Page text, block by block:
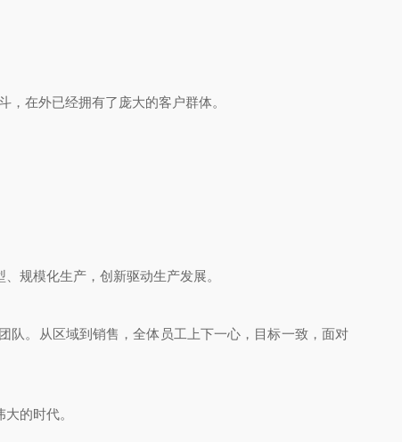
在外已经拥有了庞大的客户群体。
规模化生产，创新驱动生产发展。
。从区域到销售，全体员工上下一心，目标一致，面对
的时代。